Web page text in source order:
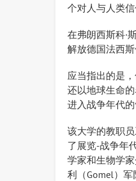
个对人与人类信
在弗朗西斯科·
解放德国法西斯
应当指出的是
还以地球生命
进入战争年代
该大学的教职
了展览-战争年
学家和生物学
利（Gomel）